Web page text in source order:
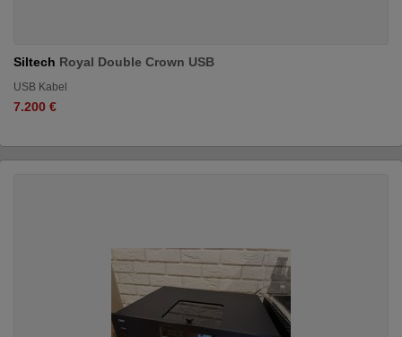
Siltech Royal Double Crown USB
USB Kabel
7.200 €